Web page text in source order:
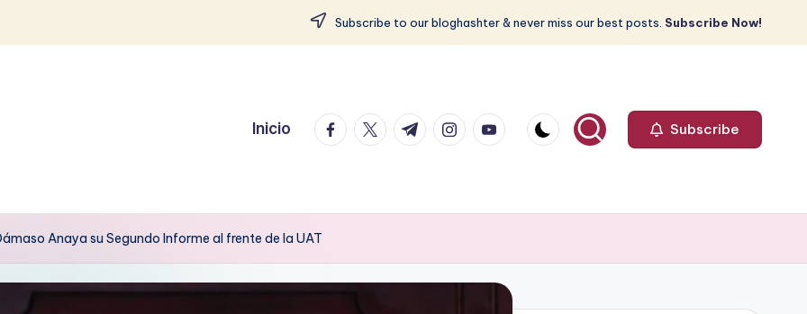
Subscribe to our bloghashter & never miss our best posts. Subscribe Now!
Inicio facebook.com
twitter.com
t.me instagram.com
youtube.com Subscribe
Anaya su Segundo Informe al frente de la UAT